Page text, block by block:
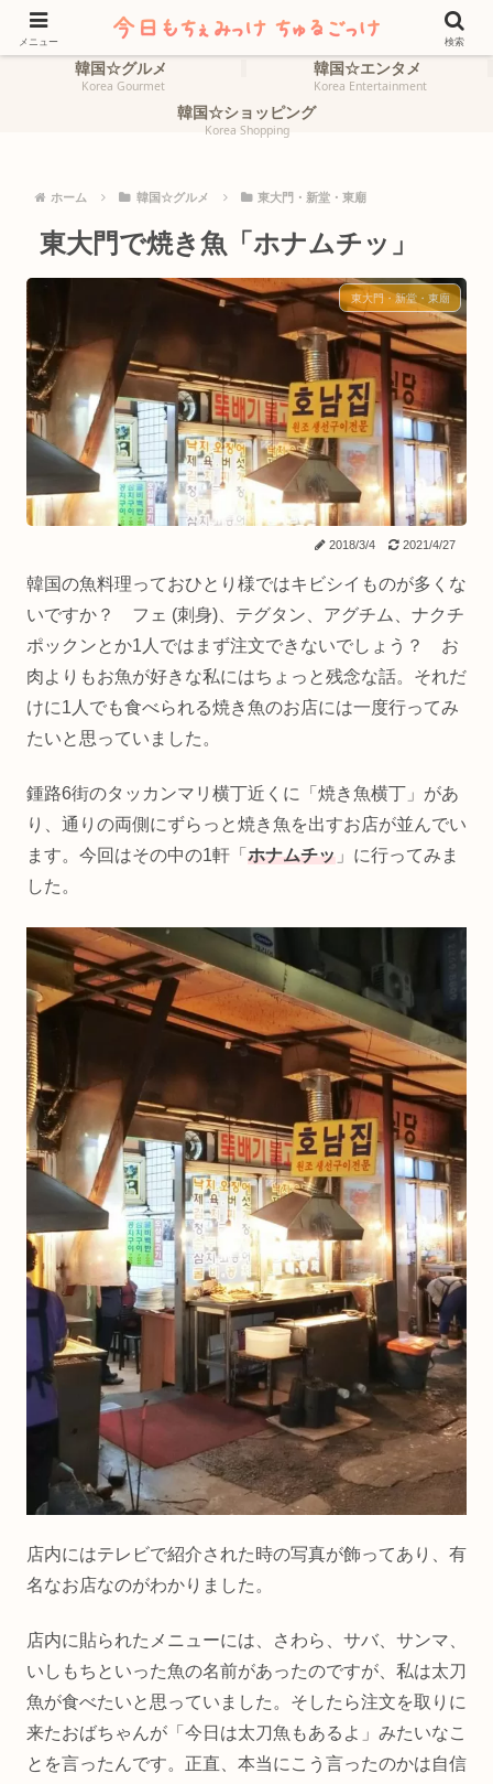
ホーム
HOME
韓国☆旅行
韓国☆グルメ
Korea Gourmet
韓国☆エンタメ
Korea Entertainment
韓国☆ショッピング
Korea Shopping
ホーム 韓国☆グルメ 東大門・新堂・東廟
東大門で焼き魚「ホナムチッ」
東大門・新堂・東廟
2018/3/4 2021/4/27
韓国の魚料理っておひとり様ではキビシイものが多くな
いですか？ フェ (刺身)、テグタン、アグチム、ナクチ
ポックンとか1人ではまず注文できないでしょう？ お
肉よりもお魚が好きな私にはちょっと残念な話。それだ
けに1人でも食べられる焼き魚のお店には一度行ってみ
たいと思っていました。
鍾路6街のタッカンマリ横丁近くに「焼き魚横丁」があ
り、通りの両側にずらっと焼き魚を出すお店が並んでい
ます。今回はその中の1軒「 ホナムチッ 」に行ってみま
した。
店内にはテレビで紹介された時の写真が飾ってあり、有
名なお店なのがわかりました。
店内に貼られたメニューには、さわら、サバ、サンマ、
いしもちといった魚の名前があったのですが、私は太刀
魚が食べたいと思っていました。そしたら注文を取りに
来たおばちゃんが「今日は太刀魚もあるよ」みたいなこ
とを言ったんです。正直、本当にこう言ったのかは自信
メニュー 検索